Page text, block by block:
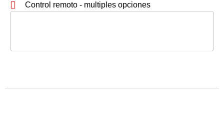
Control remoto - multiples opciones